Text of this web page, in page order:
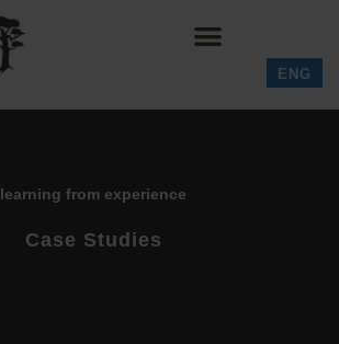
ENG
learning from experience
Case Studies